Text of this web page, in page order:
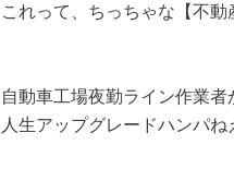
これって、ちっちゃな【不動
自動車工場夜勤ライン作業者
人生アップグレードハンパね